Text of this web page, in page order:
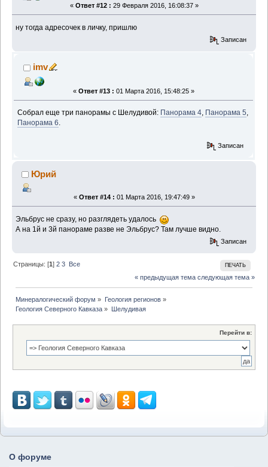
« Ответ #12 : 29 Февраля 2016, 16:08:37 »
ну тогда адресочек в личку, пришлю
Записан
imv
« Ответ #13 : 01 Марта 2016, 15:48:25 »
Собрал еще три панорамы с Шелудивой: Панорама 4, Панорама 5,
Панорама 6.
Записан
Юрий
« Ответ #14 : 01 Марта 2016, 19:47:49 »
Эльбрус не сразу, но разглядеть удалось
А на 1й и 3й панораме разве не Эльбрус? Там лучше видно.
Записан
ПЕЧАТЬ
Страницы: [1]2 3
Все
« предыдущая тема следующая тема »
Минералогический форум » Геология регионов»
Геология Северного Кавказа » Шелудивая
Перейти в:
О форуме